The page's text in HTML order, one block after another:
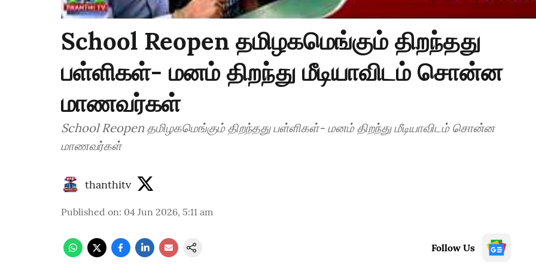
School Reopen தமிழகமெங்கும் திறந்தது
பள்ளிகள்- மனம் திறந்து மீடியாவிடம் சொன்ன
மாணவர்கள்
School Reopen தமிழகமெங்கும் திறந்தது பள்ளிகள்- மனம் திறந்து மீடியாவிடம் சொன்ன
மாணவர்கள்
thanthitv
Published on: 04 Jun 2026, 5:11 am
Follow Us